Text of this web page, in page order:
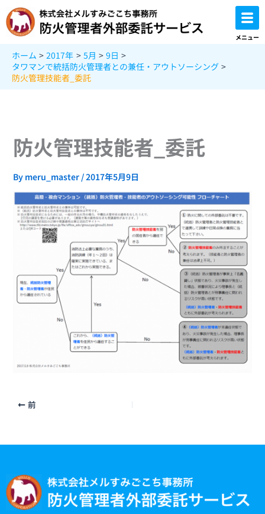
容
を
メニュー
ホーム 2017年 5月
9日
タワマンで統括防火管理者との兼任・アウトソーシング
防火管理技能者_委託
防火管理技能者_委託
By meru_master /2017年5月9日
前